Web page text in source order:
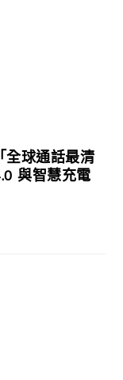
球通話最清
與智慧充電